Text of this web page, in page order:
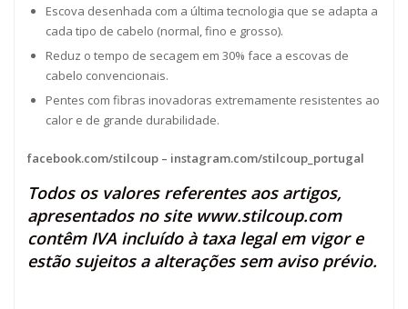
Escova desenhada com a última tecnologia que se adapta a
cada tipo de cabelo (normal, fino e grosso).
Reduz o tempo de secagem em 30% face a escovas de
cabelo convencionais.
Pentes com fibras inovadoras extremamente resistentes ao
calor e de grande durabilidade.
facebook.com/stilcoup – instagram.com/stilcoup_portugal
Todos os valores referentes aos artigos,
apresentados no site www.stilcoup.com
contêm IVA incluído à taxa legal em vigor e
estão sujeitos a alterações sem aviso prévio.